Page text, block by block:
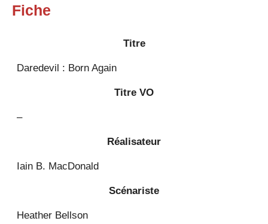
Fiche
Titre
Daredevil : Born Again
Titre VO
–
Réalisateur
Iain B. MacDonald
Scénariste
Heather Bellson